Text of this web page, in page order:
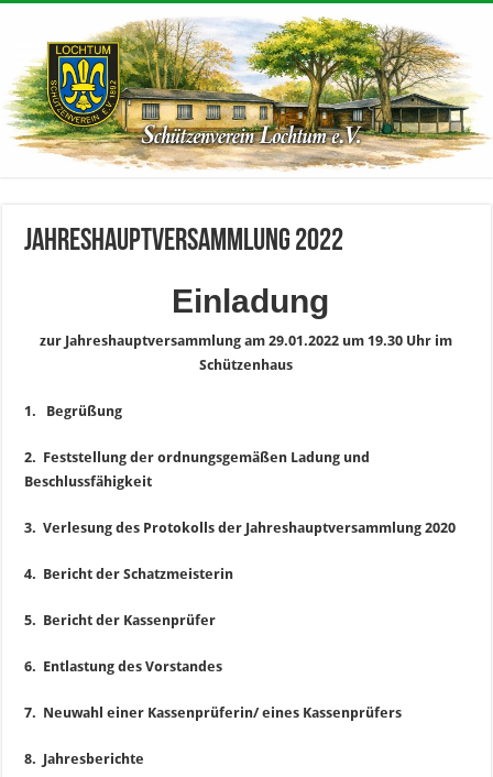
Jahreshauptversammlung 2022
Einladung
zur Jahreshauptversammlung am 29.01.2022 um 19.30 Uhr im
Schützenhaus
1. Begrüßung
2. Feststellung der ordnungsgemäßen Ladung und
Beschlussfähigkeit
3. Verlesung des Protokolls der Jahreshauptversammlung 2020
4. Bericht der Schatzmeisterin
5. Bericht der Kassenprüfer
6. Entlastung des Vorstandes
7. Neuwahl einer Kassenprüferin/ eines Kassenprüfers
8. Jahresberichte